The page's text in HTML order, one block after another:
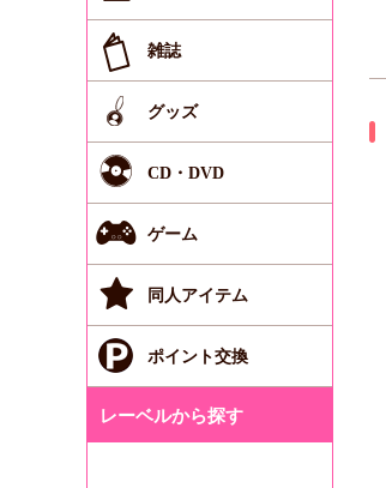
雑誌
グッズ
CD・DVD
ゲーム
同人アイテム
ポイント交換
レーベルから探す